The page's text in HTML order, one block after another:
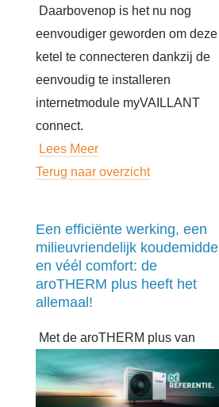
Daarbovenop is het nu nog
eenvoudiger geworden om deze
ketel te connecteren dankzij de
eenvoudig te installeren
internetmodule myVAILLANT
connect.
Lees Meer
Terug naar overzicht
Een efficiënte werking, een
milieuvriendelijk koudemiddel
en véél comfort: de
aroTHERM plus heeft het
allemaal!
Met de aroTHERM plus van